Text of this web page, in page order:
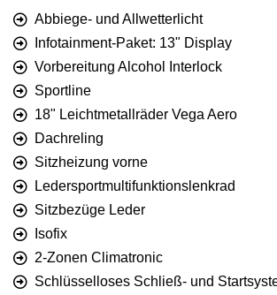
Abbiege- und Allwetterlicht
Infotainment-Paket: 13" Display
Vorbereitung Alcohol Interlock
Sportline
18" Leichtmetallräder Vega Aero
Dachreling
Sitzheizung vorne
Ledersportmultifunktionslenkrad
Sitzbezüge Leder
Isofix
2-Zonen Climatronic
Schlüsselloses Schließ- und